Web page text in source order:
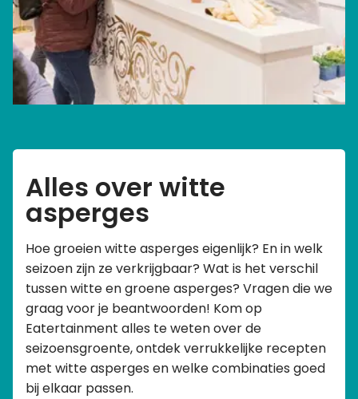
Alles over witte
asperges
Hoe groeien witte asperges eigenlijk? En in welk
seizoen zijn ze verkrijgbaar? Wat is het verschil
tussen witte en groene asperges? Vragen die we
graag voor je beantwoorden! Kom op
Eatertainment alles te weten over de
seizoensgroente, ontdek verrukkelijke recepten
met witte asperges en welke combinaties goed
bij elkaar passen.